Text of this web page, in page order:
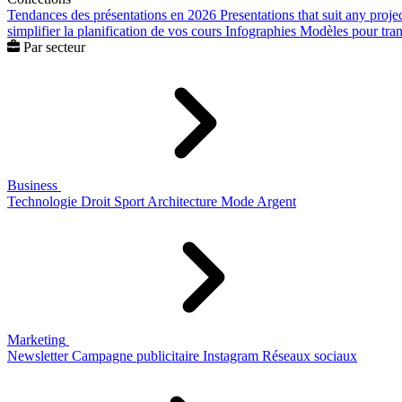
Tendances des présentations en 2026 Presentations that suit any
simplifier la planification de vos cours Infographies Modèles pour
Par secteur
Business
Technologie Droit Sport Architecture Mode Argent
Marketing
Newsletter Campagne publicitaire Instagram Réseaux sociaux